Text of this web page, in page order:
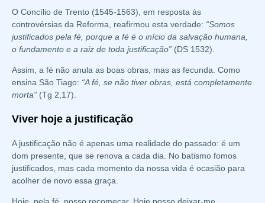
O Concílio de Trento (1545-1563), em resposta às
controvérsias da Reforma, reafirmou esta verdade: “Somos
justificados pela fé, porque a fé é o início da salvação humana,
o fundamento e a raiz de toda justificação” (DS 1532).
Assim, a fé não anula as boas obras, mas as fecunda. Como
ensina São Tiago: “A fé, se não tiver obras, está completamente
morta” (Tg 2,17).
Viver hoje a justificação
A justificação não é apenas uma realidade do passado: é um
dom presente, que se renova a cada dia. No batismo fomos
justificados, mas cada momento da nossa vida é ocasião para
acolher de novo essa graça.
Hoje, pela fé, posso recomeçar. Hoje posso deixar-me